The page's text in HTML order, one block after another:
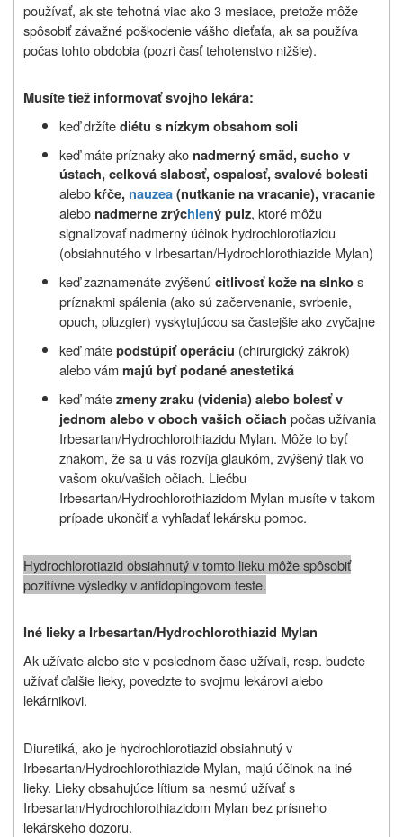
používať, ak ste tehotná viac ako 3 mesiace, pretože môže
spôsobiť závažné poškodenie vášho dieťaťa, ak sa používa
počas tohto obdobia (pozri časť tehotenstvo nižšie).
Musíte tiež informovať svojho lekára:
keď držítediétu s nízkym obsahom soli
keď máte príznaky ako nadmerný smäd, sucho v
ústach, celková slabosť, ospalosť, svalové bolesti
alebokŕče, nauzea(nutkanie na vracanie), vracanie
alebo nadmerne zrýchlený pulz, ktoré môžu
signalizovať nadmerný účinok hydrochlorotiazidu
(obsiahnutého v Irbesartan/Hydrochlorothiazide Mylan)
keď zaznamenáte zvýšenú citlivosť kože na slnkos
príznakmi spálenia (ako sú začervenanie, svrbenie,
opuch, pľuzgier) vyskytujúcou sa častejšie ako zvyčajne
keď mátepodstúpiť operáciu (chirurgický zákrok)
alebo vámmajú byťpodané anestetiká
keď mátezmeny zraku (videnia) alebo bolesť v
jednom alebo v oboch vašich očiach počas užívania
Irbesartan/Hydrochlorothiazidu Mylan. Môže to byť
znakom, že sa u vás rozvíja glaukóm, zvýšený tlak vo
vašom oku/vašich očiach. Liečbu
Irbesartan/Hydrochlorothiazidom Mylan musíte v takom
prípade ukončiť a vyhľadať lekársku pomoc.
Hydrochlorotiazid obsiahnutý v tomto lieku môže spôsobiť
pozitívne výsledky v antidopingovom teste.
Iné lieky a Irbesartan/Hydrochlorothiazid Mylan
Ak užívate alebo ste v poslednom čase užívali, resp. budete
užívať ďalšie lieky, povedzte to svojmu lekárovi alebo
lekárnikovi.
Diuretiká, ako je hydrochlorotiazid obsiahnutý v
Irbesartan/Hydrochlorothiazide Mylan, majú účinok na iné
lieky. Lieky obsahujúce lítium sa nesmú užívať s
Irbesartan/Hydrochlorothiazidom Mylan bez prísneho
lekárskeho dozoru.